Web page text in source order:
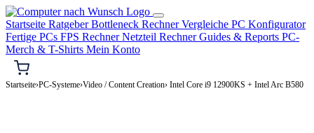
Startseite RatgeberBottleneck RechnerVergleiche PC Konfigurator
Fertige PCs FPS RechnerNetzteil RechnerGuides & Reports PC-
Merch & T-Shirts Mein Konto
Startseite›PC-Systeme›Video / Content Creation› Intel Core i9 12900KS + Intel Arc B580